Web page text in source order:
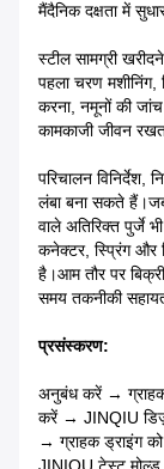
मैंदैनिक दक्षता में
स्टील सामग्री
पहला चरण मशीनिंग,
करना, नमूनों की
कामकाजी जीवन
परिचालन
लंबा बना सकते
वाले अतिरिक्त पुर्जे
कनेक्टर, स्प्रिंग और
है।आम तौर पर
समय तकनीकी
प्रसंस्करण:
अनुबंध करें → ग्राहक
करें → JINQIU
→ ग्राहक ड्राइंग